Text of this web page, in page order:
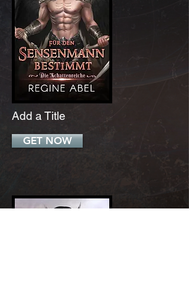
Add a Title
GET NOW